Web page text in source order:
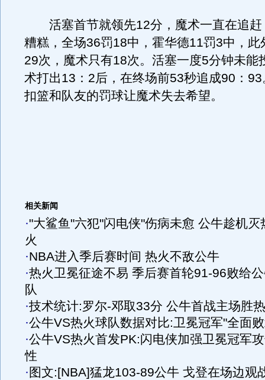
活塞首节就领先12分，魔术一直在追赶
糟糕，全场36罚18中，霍华德11罚3中，此
29次，魔术只有18次。活塞一度5分钟未能
术打出13：2后，在终场前53秒追成90：
扣篮和队友的罚球让魔术失去希望。
相关新闻
·"大鲨鱼"六犯"闪电侠"伤病未愈 公牛趁机灭
火
·NBA进入季后赛时间 热火不敌公牛
·热火卫冕征途不易 季后赛首轮91-96败给
队
·技术统计:罗尔-邓取33分 公牛首战主场胜
·公牛VS热火球队数据对比:卫冕冠军"全面
·公牛VS热火首发PK:闪电侠加强卫冕冠军
性
· 图文:[NBA]猛龙103-89公牛 戈登在场边观